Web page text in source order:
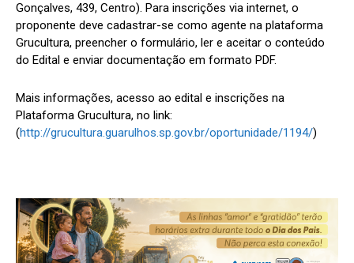
Gonçalves, 439, Centro). Para inscrições via internet, o
proponente deve cadastrar-se como agente na plataforma
Grucultura, preencher o formulário, ler e aceitar o conteúdo
do Edital e enviar documentação em formato PDF.
Mais informações, acesso ao edital e inscrições na
Plataforma Grucultura, no link:
(http://grucultura.guarulhos.sp.gov.br/oportunidade/1194/)